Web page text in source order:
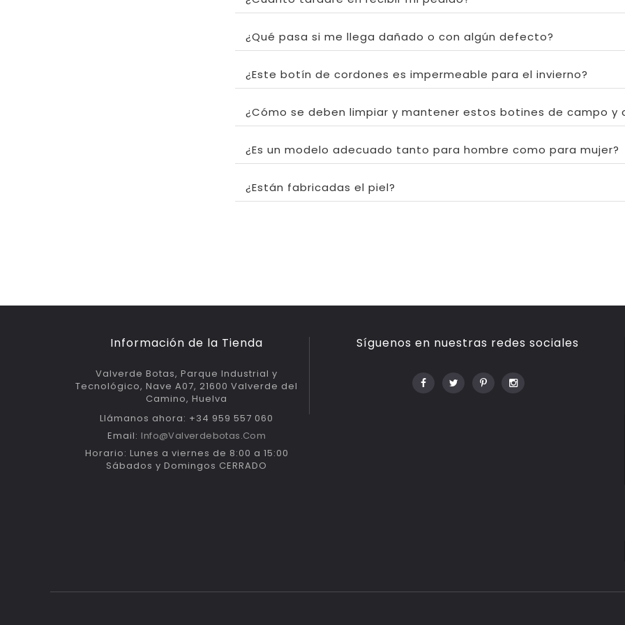
¿Qué pasa si me llega dañado o con algún defecto?
¿Este botín de cordones es impermeable para el invierno?
¿Cómo se deben limpiar y mantener estos botines de campo y
¿Es un modelo adecuado tanto para hombre como para mujer?
¿Están fabricadas el piel?
Información de la Tienda
Valverde Botas, Parque Industrial y
Tecnológico, Nave A07, 21600 Valverde del
Camino, Huelva
Llámanos ahora: +34 959 557 060
Email: Info@valverdebotas.com
Horario: Lunes a viernes de 8:00 a 15:00
Sábados y Domingos CERRADO
Síguenos en nuestras redes sociales